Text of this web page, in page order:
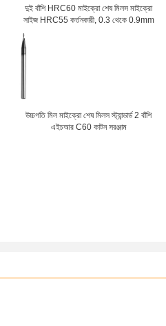
দুই বাঁশি HRC60 মাইক্রো শেষ মিলস মাইক্রো
সাইজ HRC55 কর্তনকারী, 0.3 থেকে 0.9mm
উচ্চগতি মিল মাইক্রো শেষ মিলস স্ট্যান্ডার্ড 2 বাঁশি
এইচআর C60 কাটন সরঞ্জাম